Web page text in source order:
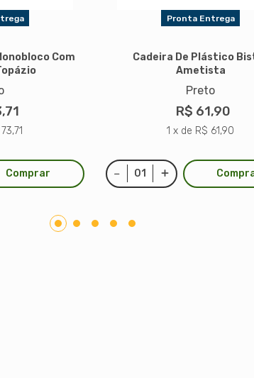
Com
Comprar
Pronta Entrega
Cadeira De Plástico
Ametista
Preto
R$ 61,90
1 x de R$ 61,90